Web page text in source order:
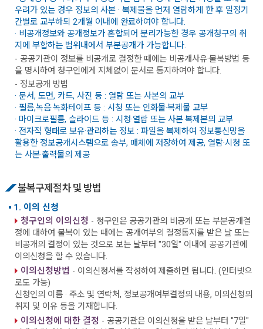
우려가 있는 경우 정보의 사본 · 복제물을 먼저 열람하게 한 후 일정기
간별로 교부하되 2개월 이내에 완료하여야 합니다.
· 비공개정보와 공개정보가 혼합되어 분리가능한 경우 공개청구의 취
지에 부합하는 범위내에서 부분공개가 가능합니다.
- 공공기관이 정보를 비공개로 결정한 때에는 비공개사유·불복방법 등
을 명시하여 청구인에게 지체없이 문서로 통지하여야 합니다.
- 정보공개 방법
· 문서, 도면, 카드, 사진 등 : 열람 또는 사본의 교부
· 필름,녹음·녹화테이프 등 : 시청 또는 인화물·복제물 교부
· 마이크로필름, 슬라이드 등 : 시청·열람 또는 사본·복제본의 교부
· 전자적 형태로 보유·관리하는 정보 : 파일을 복제하여 정보통신망을
활용한 정보공개시스템으로 송부, 매체에 저장하여 제공, 열람·시청 또
는 사본·출력물의 제공
불복구제절차 및 방법
1. 이의 신청
청구인의 이의신청 - 청구인은 공공기관의 비공개 또는 부분공개결
정에 대하여 불복이 있는 때에는 공개여부의 결정통지를 받은 날 또는
비공개의 결정이 있는 것으로 보는 날부터 "30일" 이내에 공공기관에
이의신청을 할 수 있습니다.
이의신청방법 - 이의신청서를 작성하여 제출하면 됩니다. (인터넷으
로도 가능)
신청인의 이름 · 주소 및 연락처, 정보공개여부결정의 내용, 이의신청의
취지 및 이유 등을 기재합니다.
이의신청에 대한 결정 - 공공기관은 이의신청을 받은 날부터 "7일"